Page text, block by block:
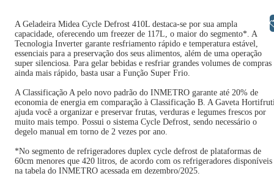
A Geladeira Midea Cycle Defrost 410L destaca-se por sua ampla
capacidade, oferecendo um freezer de 117L, o maior do segmento*. A
Tecnologia Inverter garante resfriamento rápido e temperatura estável,
essenciais para a preservação dos seus alimentos, além de uma operação
super silenciosa. Para gelar bebidas e resfriar grandes volumes de compras
ainda mais rápido, basta usar a Função Super Frio.
A Classificação A pelo novo padrão do INMETRO garante até 20% de
economia de energia em comparação à Classificação B. A Gaveta
ajuda você a organizar e preservar frutas, verduras e legumes frescos por
muito mais tempo. Possui o sistema Cycle Defrost, sendo necessário o
degelo manual em torno de 2 vezes por ano.
*No segmento de refrigeradores duplex cycle defrost de plataformas de
60cm menores que 420 litros, de acordo com os refrigeradores disponíveis
na tabela do INMETRO acessada em dezembro/2025.
Libras